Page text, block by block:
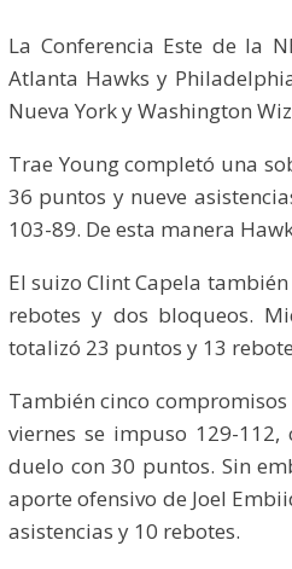
La Conferencia Este de la
Atlanta Hawks y
Nueva York y Washington
Trae Young completó una
36 puntos y nueve
103-89. De esta manera
El suizo Clint Capela
rebotes y dos bloqueos.
totalizó 23 puntos y 13
También cinco
viernes se impuso 129-
duelo con 30 puntos. Sin
aporte ofensivo de Joel
asistencias y 10 rebotes.